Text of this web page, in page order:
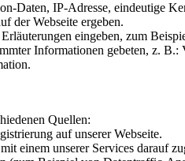
Daten, IP-Adresse, eindeutige
der Webseite ergeben.
eingeben, zum
Informationen gebeten, z.
Quellen:
auf unserer Webseite.
einem unserer Services darauf